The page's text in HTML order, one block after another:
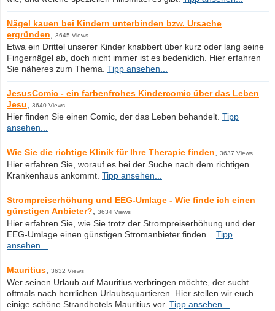
Nägel kauen bei Kindern unterbinden bzw. Ursache
ergründen
3645 Views
Etwa ein Drittel unserer Kinder knabbert über kurz oder lang seine
Fingernägel ab, doch nicht immer ist es bedenklich. Hier erfahren
Sie näheres zum Thema. Tipp ansehen...
JesusComic - ein farbenfrohes Kindercomic über das Leben
Jesu
3640 Views
Hier finden Sie einen Comic, der das Leben behandelt. Tipp
ansehen...
Wie Sie die richtige Klinik für Ihre Therapie finden 3637 Views
Hier erfahren Sie, worauf es bei der Suche nach dem richtigen
Krankenhaus ankommt. Tipp ansehen...
Strompreiserhöhung und EEG-Umlage - Wie finde ich einen
günstigen Anbieter?
3634 Views
Hier erfahren Sie, wie Sie trotz der Strompreiserhöhung und der
EEG-Umlage einen günstigen Stromanbieter finden... Tipp
ansehen...
Mauritius 3632 Views
Wer seinen Urlaub auf Mauritius verbringen möchte, der sucht
oftmals nach herrlichen Urlaubsquartieren. Hier stellen wir euch
einige schöne Strandhotels Mauritius vor. Tipp ansehen...